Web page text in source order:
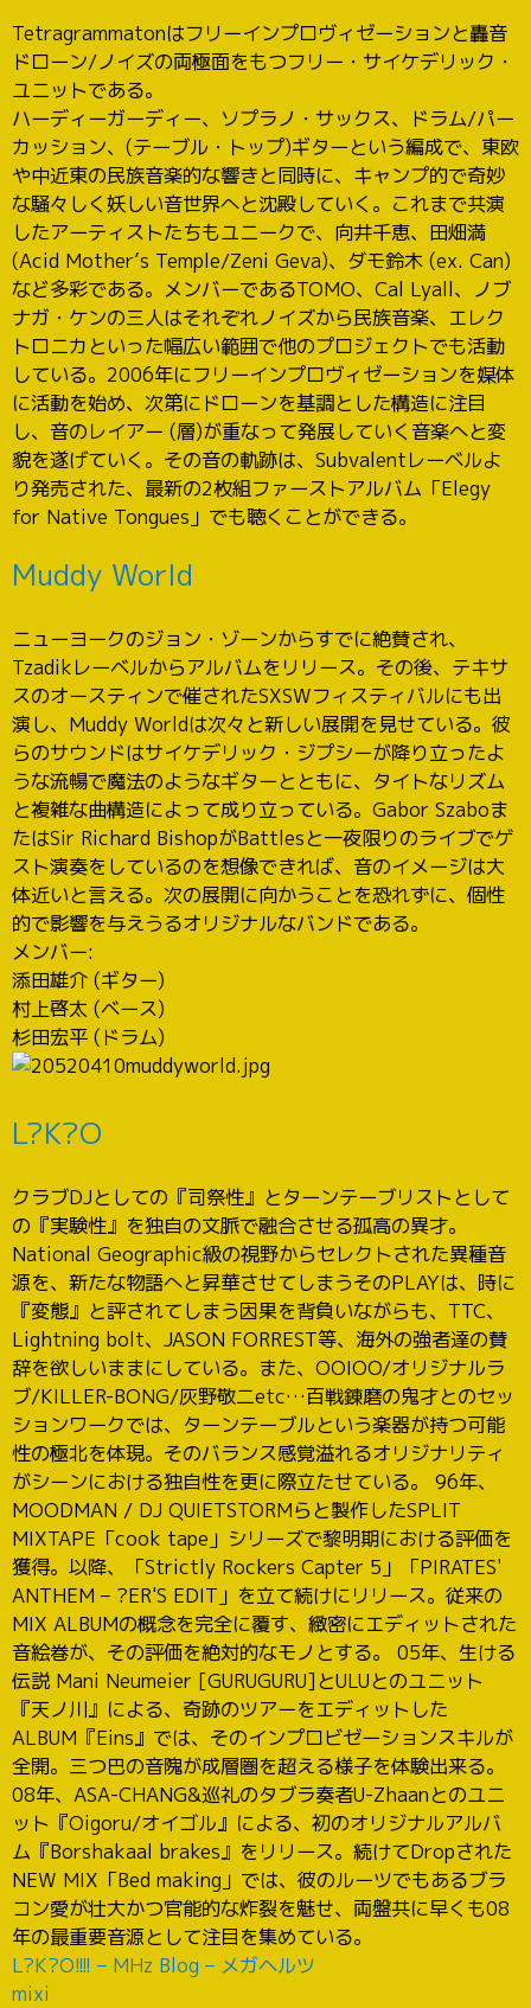
Tetragrammatonはフリーインプロヴィゼーションと轟音
ドローン/ノイズの両極面をもつフリー・サイケデリック・
ユニットである。
ハーディーガーディー、ソプラノ・サックス、ドラム/パー
カッション、(テーブル・トップ)ギターという編成で、東欧
や中近東の民族音楽的な響きと同時に、キャンプ的で奇妙
な騒々しく妖しい音世界へと沈殿していく。これまで共演
したアーティストたちもユニークで、向井千恵、田畑満
(Acid Mother’s Temple/Zeni Geva)、ダモ鈴木 (ex. Can)
など多彩である。メンバーであるTOMO、Cal Lyall、ノブ
ナガ・ケンの三人はそれぞれノイズから民族音楽、エレク
トロニカといった幅広い範囲で他のプロジェクトでも活動
している。2006年にフリーインプロヴィゼーションを媒体
に活動を始め、次第にドローンを基調とした構造に注目
し、音のレイアー (層)が重なって発展していく音楽へと変
貌を遂げていく。その音の軌跡は、Subvalentレーベルよ
り発売された、最新の2枚組ファーストアルバム「Elegy
for Native Tongues」でも聴くことができる。
Muddy World
ニューヨークのジョン・ゾーンからすでに絶賛され、
Tzadikレーベルからアルバムをリリース。その後、テキサ
スのオースティンで催されたSXSWフィスティバルにも出
演し、Muddy Worldは次々と新しい展開を見せている。彼
らのサウンドはサイケデリック・ジプシーが降り立ったよ
うな流暢で魔法のようなギターとともに、タイトなリズム
と複雑な曲構造によって成り立っている。Gabor Szaboま
たはSir Richard BishopがBattlesと一夜限りのライブでゲ
スト演奏をしているのを想像できれば、音のイメージは大
体近いと言える。次の展開に向かうことを恐れずに、個性
的で影響を与えうるオリジナルなバンドである。
メンバー:
添田雄介 (ギター)
村上啓太 (ベース)
杉田宏平 (ドラム)
L?K?O
クラブDJとしての『司祭性』とターンテーブリストとして
の『実験性』を独自の文脈で融合させる孤高の異才。
National Geographic級の視野からセレクトされた異種音
源を、新たな物語へと昇華させてしまうそのPLAYは、時に
『変態』と評されてしまう因果を背負いながらも、TTC、
Lightning bolt、JASON FORREST等、海外の強者達の賛
辞を欲しいままにしている。また、OOIOO/オリジナルラ
ブ/KILLER-BONG/灰野敬二etc…百戦錬磨の鬼才とのセッ
ションワークでは、ターンテーブルという楽器が持つ可能
性の極北を体現。そのバランス感覚溢れるオリジナリティ
がシーンにおける独自性を更に際立たせている。 96年、
MOODMAN / DJ QUIETSTORMらと製作したSPLIT
MIXTAPE「cook tape」シリーズで黎明期における評価を
獲得。以降、「Strictly Rockers Capter 5」「PIRATES'
ANTHEM – ?ER'S EDIT」を立て続けにリリース。従来の
MIX ALBUMの概念を完全に覆す、緻密にエディットされた
音絵巻が、その評価を絶対的なモノとする。 05年、生ける
伝説 Mani Neumeier [GURUGURU]とULUとのユニット
『天ノ川』による、奇跡のツアーをエディットした
ALBUM『Eins』では、そのインプロビゼーションスキルが
全開。三つ巴の音隗が成層圏を超える様子を体験出来る。
08年、ASA-CHANG&巡礼のタブラ奏者U-Zhaanとのユニ
ット『Oigoru/オイゴル』による、初のオリジナルアルバ
ム『Borshakaal brakes』をリリース。続けてDropされた
NEW MIX「Bed making」では、彼のルーツでもあるブラ
コン愛が壮大かつ官能的な炸裂を魅せ、両盤共に早くも08
年の最重要音源として注目を集めている。
L?K?O!!!! – MHz Blog – メガヘルツ
mixi